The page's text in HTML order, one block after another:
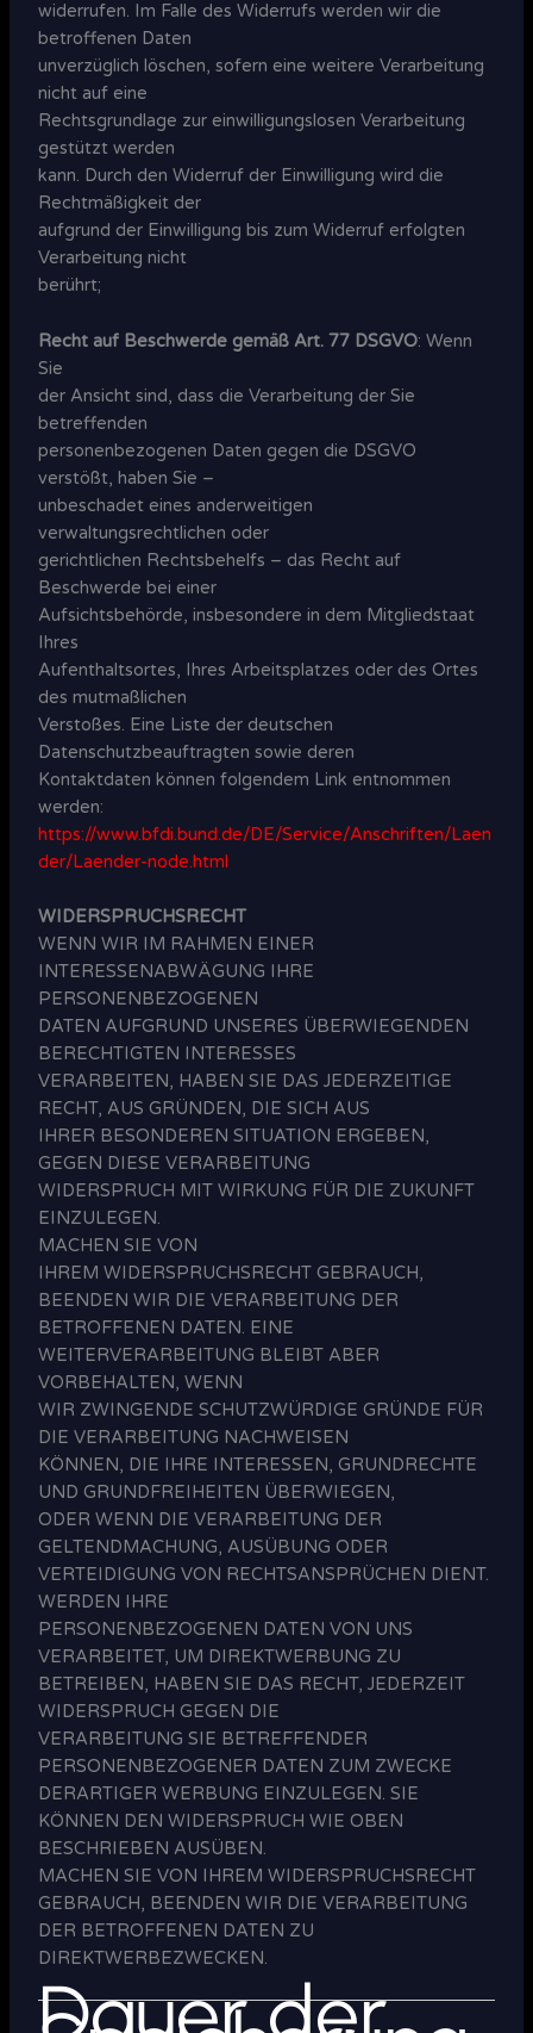
widerrufen. Im Falle des Widerrufs werden wir die
betroffenen Daten
unverzüglich löschen, sofern eine weitere Verarbeitung
nicht auf eine
Rechtsgrundlage zur einwilligungslosen Verarbeitung
gestützt werden
kann. Durch den Widerruf der Einwilligung wird die
Rechtmäßigkeit der
aufgrund der Einwilligung bis zum Widerruf erfolgten
Verarbeitung nicht
berührt;
Recht auf Beschwerde gemäß Art. 77 DSGVO: Wenn
Sie
der Ansicht sind, dass die Verarbeitung der Sie
betreffenden
personenbezogenen Daten gegen die DSGVO
verstößt, haben Sie –
unbeschadet eines anderweitigen
verwaltungsrechtlichen oder
gerichtlichen Rechtsbehelfs – das Recht auf
Beschwerde bei einer
Aufsichtsbehörde, insbesondere in dem Mitgliedstaat
Ihres
Aufenthaltsortes, Ihres Arbeitsplatzes oder des Ortes
des mutmaßlichen
Verstoßes. Eine Liste der deutschen
Datenschutzbeauftragten sowie deren
Kontaktdaten können folgendem Link entnommen
werden:
https://www.bfdi.bund.de/DE/Service/Anschriften/Laen
der/Laender-node.html
WIDERSPRUCHSRECHT
WENN WIR IM RAHMEN EINER
INTERESSENABWÄGUNG IHRE
PERSONENBEZOGENEN
DATEN AUFGRUND UNSERES ÜBERWIEGENDEN
BERECHTIGTEN INTERESSES
VERARBEITEN, HABEN SIE DAS JEDERZEITIGE
RECHT, AUS GRÜNDEN, DIE SICH AUS
IHRER BESONDEREN SITUATION ERGEBEN,
GEGEN DIESE VERARBEITUNG
WIDERSPRUCH MIT WIRKUNG FÜR DIE ZUKUNFT
EINZULEGEN.
MACHEN SIE VON
IHREM WIDERSPRUCHSRECHT GEBRAUCH,
BEENDEN WIR DIE VERARBEITUNG DER
BETROFFENEN DATEN. EINE
WEITERVERARBEITUNG BLEIBT ABER
VORBEHALTEN, WENN
WIR ZWINGENDE SCHUTZWÜRDIGE GRÜNDE FÜR
DIE VERARBEITUNG NACHWEISEN
KÖNNEN, DIE IHRE INTERESSEN, GRUNDRECHTE
UND GRUNDFREIHEITEN ÜBERWIEGEN,
ODER WENN DIE VERARBEITUNG DER
GELTENDMACHUNG, AUSÜBUNG ODER
VERTEIDIGUNG VON RECHTSANSPRÜCHEN DIENT.
WERDEN IHRE
PERSONENBEZOGENEN DATEN VON UNS
VERARBEITET, UM DIREKTWERBUNG ZU
BETREIBEN, HABEN SIE DAS RECHT, JEDERZEIT
WIDERSPRUCH GEGEN DIE
VERARBEITUNG SIE BETREFFENDER
PERSONENBEZOGENER DATEN ZUM ZWECKE
DERARTIGER WERBUNG EINZULEGEN. SIE
KÖNNEN DEN WIDERSPRUCH WIE OBEN
BESCHRIEBEN AUSÜBEN.
MACHEN SIE VON IHREM WIDERSPRUCHSRECHT
GEBRAUCH, BEENDEN WIR DIE VERARBEITUNG
DER BETROFFENEN DATEN ZU
DIREKTWERBEZWECKEN.